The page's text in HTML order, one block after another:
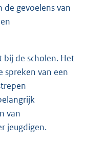
de gevoelens van
de scholen. Het
spreken van een
van
jeugdigen.